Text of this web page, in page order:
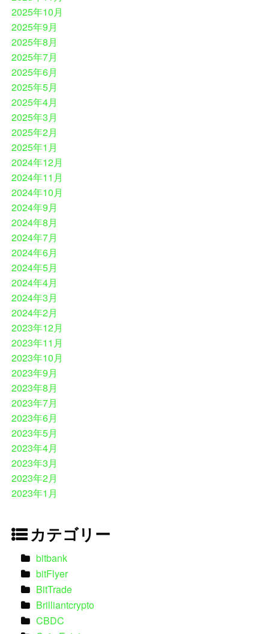
2025年10月
2025年9月
2025年8月
2025年7月
2025年6月
2025年5月
2025年4月
2025年3月
2025年2月
2025年1月
2024年12月
2024年11月
2024年10月
2024年9月
2024年8月
2024年7月
2024年6月
2024年5月
2024年4月
2024年3月
2024年2月
2023年12月
2023年11月
2023年10月
2023年9月
2023年8月
2023年7月
2023年6月
2023年5月
2023年4月
2023年3月
2023年2月
2023年1月
カテゴリー
bitbank
bitFlyer
BitTrade
Brilliantcrypto
CBDC